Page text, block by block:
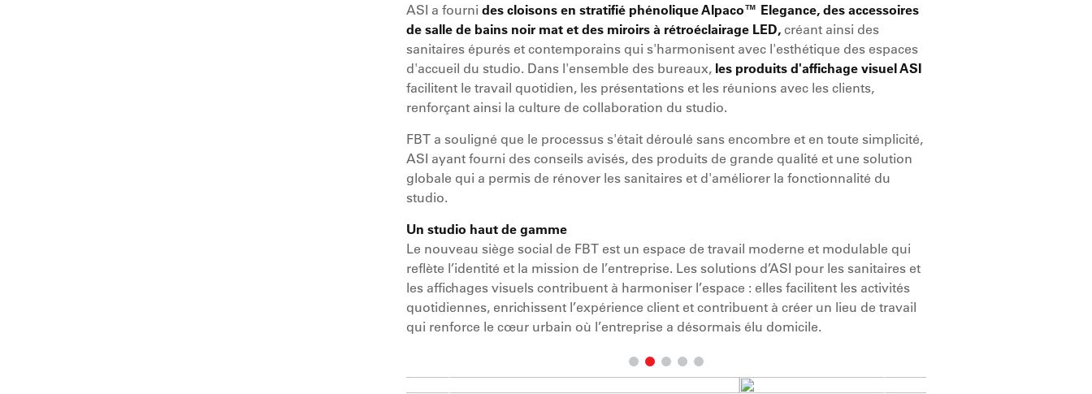
ASI a fournides cloisons en stratifié phénolique Alpaco™ Elegance, des accessoires
de salle de bains noir mat et des miroirs à rétroéclairage LED, créant ainsi des
sanitaires épurés et contemporains qui s'harmonisent avec l'esthétique des espaces
d'accueil du studio. Dans l'ensemble des bureaux, les produits d'affichage visuel ASI
facilitent le travail quotidien, les présentations et les réunions avec les clients,
renforçant ainsi la culture de collaboration du studio.
FBT a souligné que le processus s'était déroulé sans encombre et en toute simplicité,
ASI ayant fourni des conseils avisés, des produits de grande qualité et une solution
globale qui a permis de rénover les sanitaires et d'améliorer la fonctionnalité du
studio.
Un studio haut de gamme
Le nouveau siège social de FBT est un espace de travail moderne et modulable qui
reflète l’identité et la mission de l’entreprise. Les solutions d’ASI pour les sanitaires et
les affichages visuels contribuent à harmoniser l’espace : elles facilitent les activités
quotidiennes, enrichissent l’expérience client et contribuent à créer un lieu de travail
qui renforce le cœur urbain où l’entreprise a désormais élu domicile.